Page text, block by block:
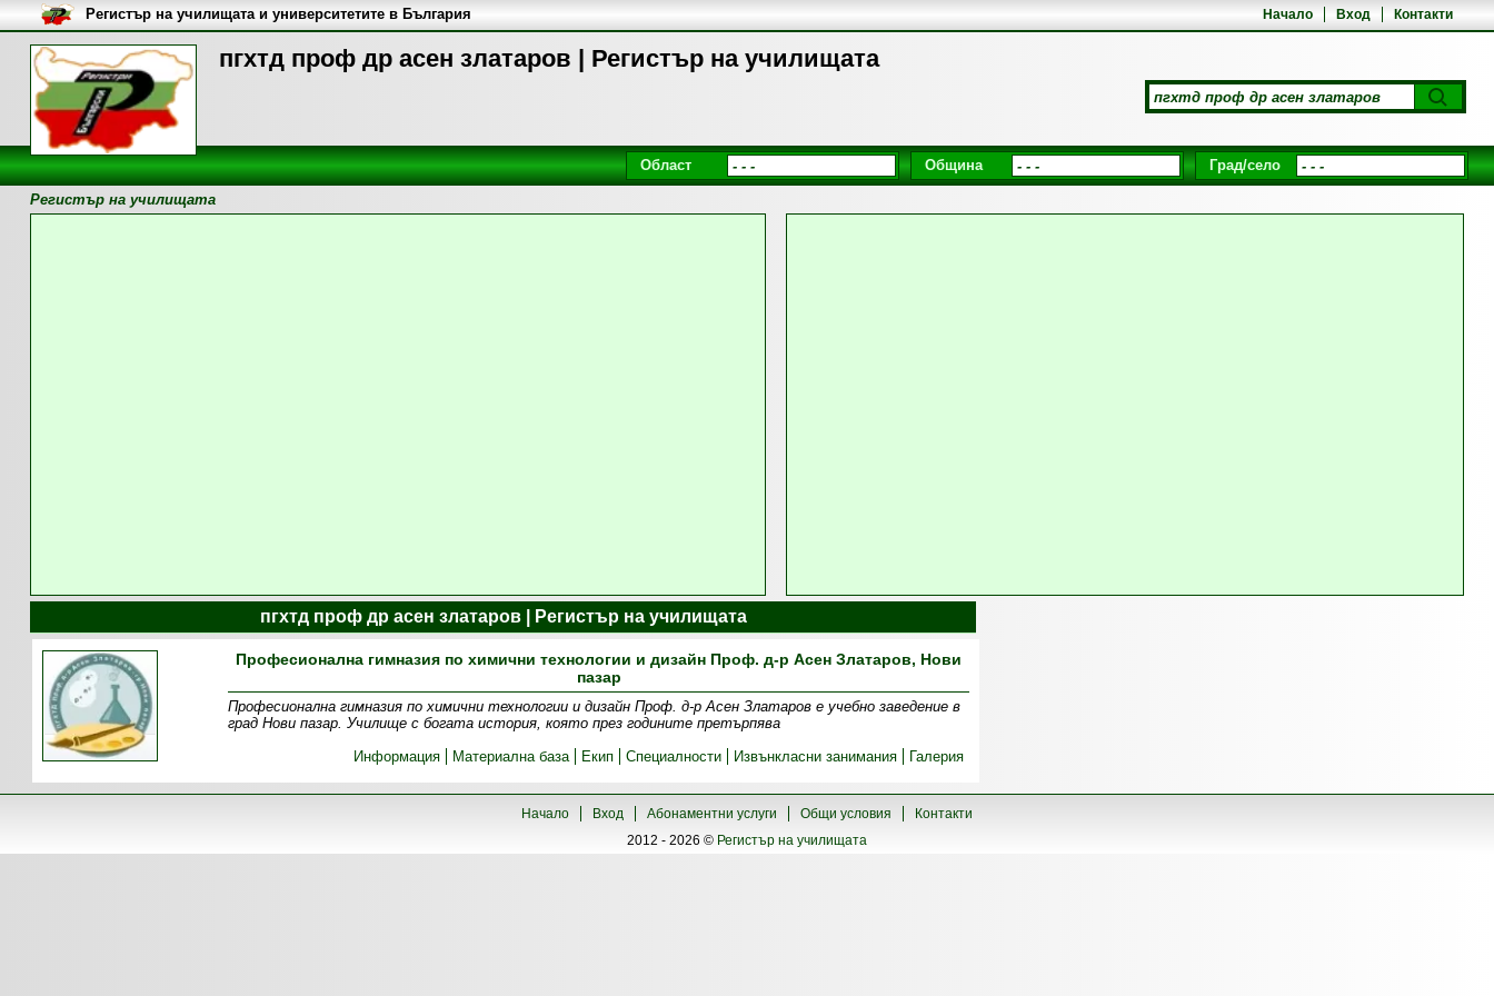
пгхтд проф др асен златаров | Регистър на училищата
Начало Вход Контакти
Регистър на училищата и университетите в България
Област Община Град/село
Регистър на училищата
пгхтд проф др асен златаров | Регистър на училищата
Професионална гимназия по химични технологии и дизайн Проф. д-р Асен Златаров, Нови
пазар
Професионална гимназия по химични технологии и дизайн Проф. д-р Асен Златаров е учебно заведение в
град Нови пазар. Училище с богата история, която през годините претърпява
Информация
Материална база Екип Специалности Извънкласни занимания Галерия
Начало Вход Абонаментни услуги Общи условия
Контакти
2012 - 2026 © Регистър на училищата